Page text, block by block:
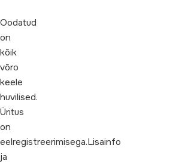
Oodatud
on
kõik
võro
keele
huvilised.
Üritus
on
eelregistreerimisega.Lisainfo
ja